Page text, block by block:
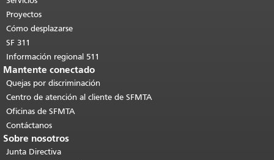
contenido principal
Proyectos
Cómo desplazarse
SF 311
Información regional 511
Mantente conectado
Quejas por discriminación
Centro de atención al cliente de SFMTA
Oficinas de SFMTA
Contáctanos
Sobre nosotros
Junta Directiva